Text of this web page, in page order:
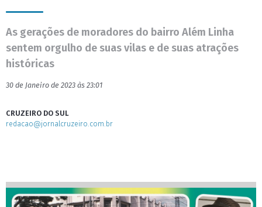
As gerações de moradores do bairro Além Linha
sentem orgulho de suas vilas e de suas atrações
históricas
30 de Janeiro de 2023 às 23:01
CRUZEIRO DO SUL
redacao@jornalcruzeiro.com.br